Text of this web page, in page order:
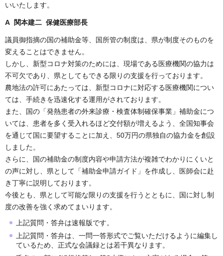
いいたします。
A 関本建二 保健医療部長
議員御指摘の国の補助金等、国所管の制度は、県が制度そのものを
変えることはできません。
しかし、新型コロナ対策のためには、現場である医療機関の協力は
不可欠であり、県としてもできる限りの支援を行っております。
農地法の許可にあたっては、新型コロナに対応する医療機関につい
ては、手続きを迅速化する運用がされております。
また、国の「発熱患者の外来診療・検査体制確保事業」補助金につ
いては、患者を多く受入れるほど交付額が増えるよう、全国知事会
を通じて国に要望することに加え、50万円の県独自の協力金を創設
しました。
さらに、国の補助金の制度内容や申請方法が複雑でわかりにくいと
の声に対し、県として「補助金申請ガイド」を作成し、医師会に赴
き丁寧に説明しております。
今後とも、県として可能な限りの支援を行うとともに、国に対し制
度の改善を強く求めてまいります。
上記質問・答弁は速報版です。
上記質問・答弁は、一問一答形式でご覧いただけるように編集し
ているため、正式な会議録とは若干異なります。